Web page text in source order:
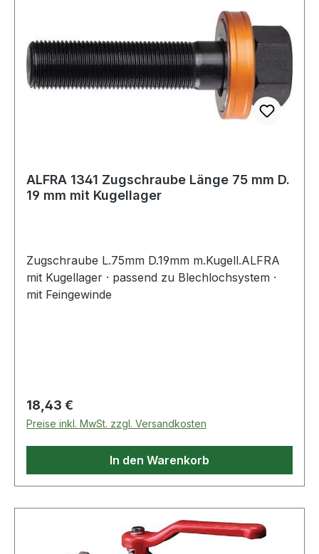
ALFRA 1341 Zugschraube Länge 75 mm D.
19 mm mit Kugellager
Zugschraube L.75mm D.19mm m.Kugell.ALFRA
mit Kugellager · passend zu Blechlochsystem ·
mit Feingewinde
Regulärer Preis:
18,43 €
Preise inkl. MwSt. zzgl. Versandkosten
In den Warenkorb